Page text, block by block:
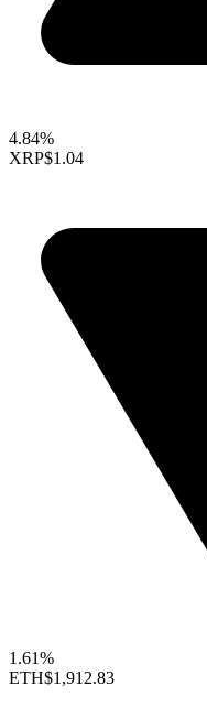
4.84%
XRP$1.04
1.61%
ETH$1,912.83